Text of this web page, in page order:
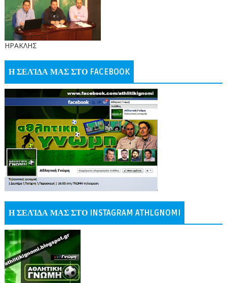
ΗΡΑΚΛΗΣ
Η ΣΕΛΊΔΑ ΜΑΣ ΣΤΟ FACEBOOK
Η ΣΕΛΊΔΑ ΜΑΣ ΣΤΟ INSTAGRAM ATHLGNOMI